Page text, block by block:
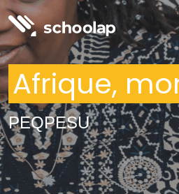
Afrique,
PEQPESU